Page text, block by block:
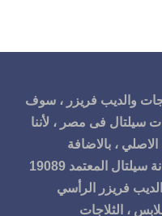
والديب فريزر ، سوف
سيلتال فى مصر ، لأننا
، بالاضافة
للاقسام المتخصصة ، من رقم صيانة سيلتال المعتمد 19089
الديب فريزر الرأسي
، الثلاجات